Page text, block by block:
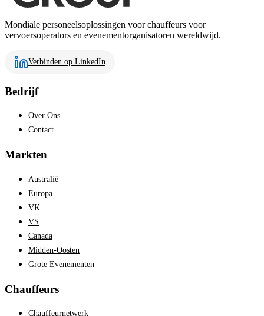
Mondiale personeelsoplossingen voor chauffeurs voor
vervoersoperators en evenementorganisatoren wereldwijd.
Verbinden op LinkedIn
Bedrijf
Over Ons
Contact
Markten
Australië
Europa
VK
VS
Canada
Midden-Oosten
Grote Evenementen
Chauffeurs
Chauffeurnetwerk